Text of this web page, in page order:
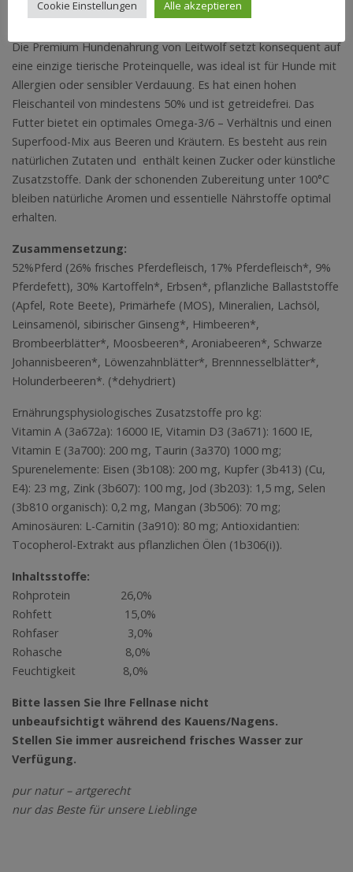
Beschreibung
Die Premium Hundenahrung von Leitwolf setzt konsequent auf
eine einzige tierische Proteinquelle, was ideal ist für Hunde mit
Allergien oder sensibler Verdauung. Es hat einen hohen
Fleischanteil von mindestens 50% und ist getreidefrei. Das
Futter bietet ein optimales Omega-3/6 – Verhältnis und einen
Superfood-Mix aus Beeren und Kräutern. Es besteht aus rein
natürlichen Zutaten und enthält keinen Zucker oder künstliche
Zusatzstoffe. Dank der schonenden Zubereitung unter 100°C
bleiben natürliche Aromen und essentielle Nährstoffe optimal
erhalten.
Zusammensetzung:
52%Pferd (26% frisches Pferdefleisch, 17% Pferdefleisch*, 9%
Pferdefett), 30% Kartoffeln*, Erbsen*, pflanzliche Ballaststoffe
(Apfel, Rote Beete), Primärhefe (MOS), Mineralien, Lachsöl,
Leinsamenöl, sibirischer Ginseng*, Himbeeren*,
Brombeerblätter*, Moosbeeren*, Aroniabeeren*, Schwarze
Johannisbeeren*, Löwenzahnblätter*, Brennnesselblätter*,
Holunderbeeren*. (*dehydriert)
Ernährungsphysiologisches Zusatzstoffe pro kg:
Vitamin A (3a672a): 16000 IE, Vitamin D3 (3a671): 1600 IE,
Vitamin E (3a700): 200 mg, Taurin (3a370) 1000 mg;
Spurenelemente: Eisen (3b108): 200 mg, Kupfer (3b413) (Cu,
E4): 23 mg, Zink (3b607): 100 mg, Jod (3b203): 1,5 mg, Selen
(3b810 organisch): 0,2 mg, Mangan (3b506): 70 mg;
Aminosäuren: L-Carnitin (3a910): 80 mg; Antioxidantien:
Tocopherol-Extrakt aus pflanzlichen Ölen (1b306(i)).
Inhaltsstoffe:
Rohprotein 26,0%
Rohfett 15,0%
Rohfaser 3,0%
Rohasche 8,0%
Feuchtigkeit 8,0%
Bitte lassen Sie Ihre Fellnase nicht
unbeaufsichtigt während des Kauens/Nagens.
Stellen Sie immer ausreichend frisches Wasser zur
Verfügung.
pur natur – artgerecht
nur das Beste für unsere Lieblinge
Cookie Einstellungen Alle akzeptieren